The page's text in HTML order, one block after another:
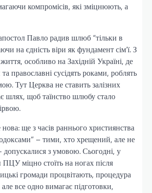
компромісів, які зміцнюють, а
Павло радив шлюб “тільки в
на єдність віри як фундамент сім’ї. З
особливо на Західній Україні, де
православні сусідять роками, роблять
Тут Церква не ставить залізних
шлях, щоб таїнство шлюбу стало
ще з часів раннього християнства
– тими, хто хрещений, але не
з умовою. Сьогодні, у
міцно стоїть на ногах після
громади процвітають, процедура
все одно вимагає підготовки,